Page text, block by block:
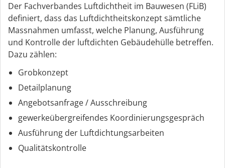
Der Fachverbandes Luftdichtheit im Bauwesen (FLiB)
definiert, dass das Luftdichtheitskonzept sämtliche
Massnahmen umfasst, welche Planung, Ausführung
und Kontrolle der luftdichten Gebäudehülle betreffen.
Dazu zählen:
Grobkonzept
Detailplanung
Angebotsanfrage / Ausschreibung
gewerkeübergreifendes Koordinierungsgespräch
Ausführung der Luftdichtungsarbeiten
Qualitätskontrolle